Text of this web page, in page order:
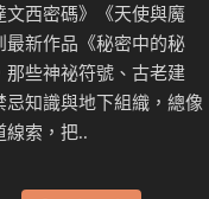
文西密碼》《天使與魔
最新作品《秘密中的秘
那些神祕符號、古老建
忌知識與地下組織，總像
線索，把..